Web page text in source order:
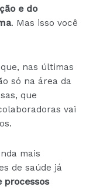
e do
. Mas isso você
nas últimas
só na área da
que
vai
mais
de saúde já
processos